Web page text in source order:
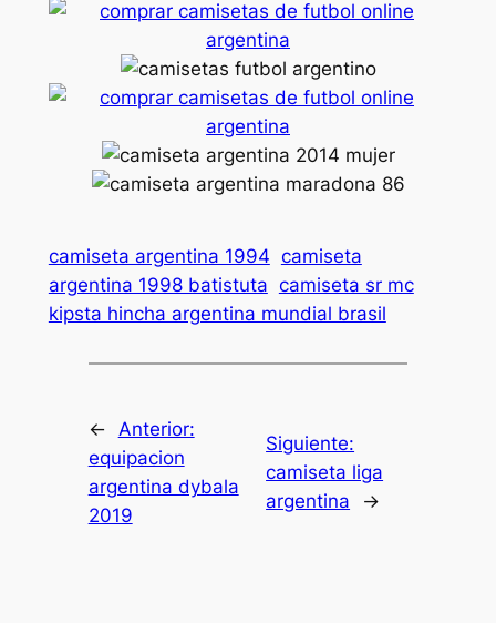
camiseta argentina 1994 camiseta
argentina 1998 batistuta camiseta sr mc
kipsta hincha argentina mundial brasil
←
Anterior:
equipacion
argentina dybala
2019
Siguiente:
camiseta liga
argentina
→